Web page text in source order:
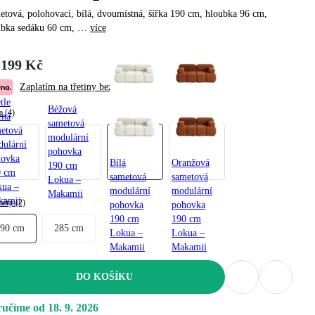
polohovací, bílá, dvoumístná, šířka 190 cm, hloubka 96 cm,
sedáku 60 cm, … více
Kč
Zaplatím na třetiny bez navýšení
(4)
cm
–
Béžová
sametová
modulární
pohovka
190 cm
Lokua –
Makamii
Bílá
sametová
modulární
pohovka
190 cm
Lokua –
Makamii
Oranžová
sametová
modulární
pohovka
190 cm
Lokua –
Makamii
(2)
190 cm 285 cm
DO KOŠÍKU
od 18. 9. 2026